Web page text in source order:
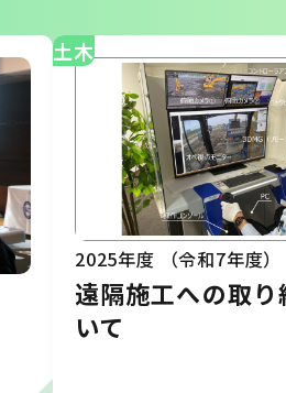
土木
2025年度 （令和7年度）
遠隔施工への取り
いて